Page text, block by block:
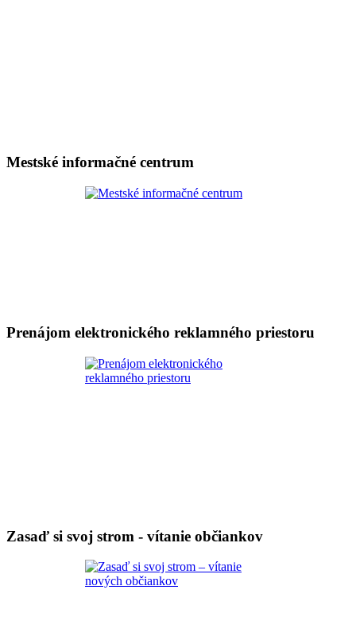
Mestské informačné centrum
Prenájom elektronického reklamného priestoru
Zasaď si svoj strom - vítanie občiankov